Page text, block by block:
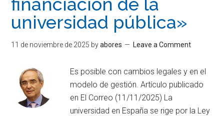
universidad pública»
11 de noviembre de 2025 byabores Leave a Comment
Es posible con cambios legales y en el
modelo de gestión. Artículo publicado
en El Correo (11/11/2025) La
universidad en España se rige por la Ley